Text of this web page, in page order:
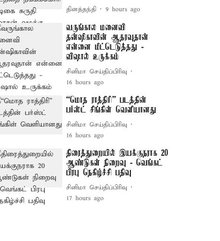
தினத்தந்தி 9 hours ago
வருங்கால மனைவி
தன்ஷிகாவின் ஆதரவுதான்
என்னை மீட்டெடுத்தது -
விஷால் உருக்கம்
சினிமா செய்திப்பிரிவு
16 hours ago
“மொத ராத்திரி” படத்தின்
பர்ஸ்ட் சிங்கிள் வெளியானது
சினிமா செய்திப்பிரிவு
16 hours ago
திரைத்துறையில் இயக்குநராக 20
ஆண்டுகள் நிறைவு - வெங்கட்
பிரபு நெகிழ்ச்சி பதிவு
சினிமா செய்திப்பிரிவு
17 hours ago